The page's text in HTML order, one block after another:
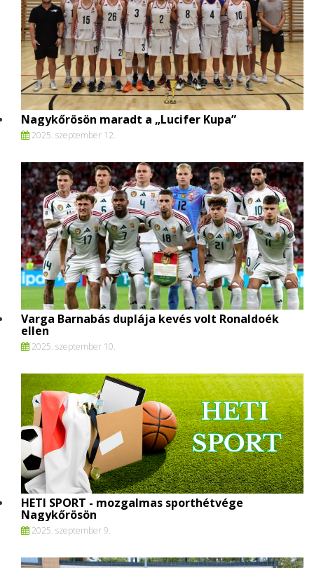
Nagykőrösön maradt a „Lucifer Kupa”
2025. szeptember 12.
Varga Barnabás duplája kevés volt Ronaldoék
ellen
2025. szeptember 10.
HETI SPORT - mozgalmas sporthétvége
Nagykőrösön
2025. szeptember 9.